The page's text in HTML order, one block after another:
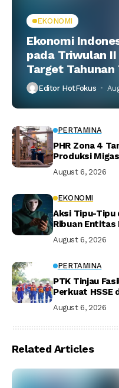
EKONOMI
Ekonomi
pada Triwulan
Target Tahunan
Editor HotFokus
PERTAMINA
PHR Zona 4
Produksi
August 6, 2026
EKONOMI
Aksi Tipu-Tipu
Ribuan Entitas
August 6, 2026
PERTAMINA
PTK Tinjau
Perkuat HSSE
August 6, 2026
Related Articles